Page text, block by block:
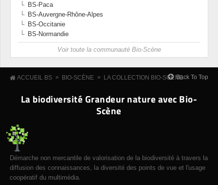
BS-Paca
BS-Auvergne-Rhône-Alpes
BS-Occitanie
BS-Normandie
Voir toute la communauté Bio-Scène
ACCUEIL BS » BIO-SCÈNE » LA COLLECTION BIO-SCÈNEBack To Top
La biodiversité Grandeur nature avec Bio-
Scène
Démarche non mercantile de valorisation de la biodiversité à travers la
diffusion des connaissances, la diversité des points de vue et l'usage
coopératif du multimédia.